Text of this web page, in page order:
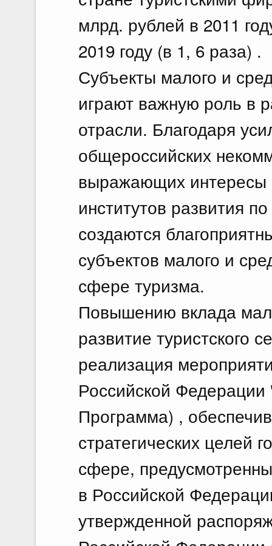
млрд. рублей в 2011
2019 году (в 1, 6 раза) .
Субъекты малого и
играют важную роль в
отрасли. Благодаря
общероссийских
выражающих интересы
институтов развития
создаются
субъектов малого и
сфере туризма.
Повышению вклада
развитие туристского
реализация
Российской
Программа) ,
стратегических целей
сфере,
в Российской
утвержденной